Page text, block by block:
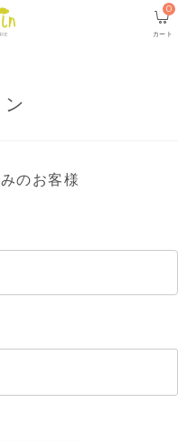
カート
0
のお客様